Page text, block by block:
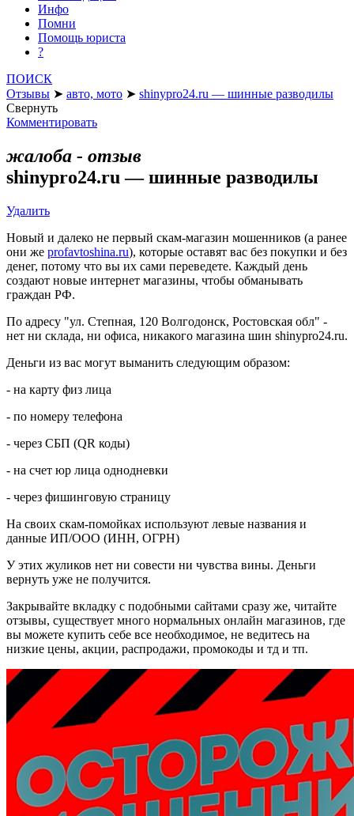
Инфо
Помни
Помощь юриста
?
ПОИСК
Отзывы ➤ авто, мото ➤ shinypro24.ru — шинные разводилы
Свернуть
Комментировать
жалоба - отзыв
shinypro24.ru — шинные разводилы
Удалить
Новый и далеко не первый скам-магазин мошенников (а ранее
они же profavtoshina.ru), которые оставят вас без покупки и без
денег, потому что вы их сами переведете. Каждый день
создают новые интернет магазины, чтобы обманывать
граждан РФ.
По адресу "ул. Степная, 120 Волгодонск, Ростовская обл" -
нет ни склада, ни офиса, никакого магазина шин shinypro24.ru.
Деньги из вас могут выманить следующим образом:
- на карту физ лица
- по номеру телефона
- через СБП (QR коды)
- на счет юр лица однодневки
- через фишинговую страницу
На своих скам-помойках используют левые названия и
данные ИП/ООО (ИНН, ОГРН)
У этих жуликов нет ни совести ни чувства вины. Деньги
вернуть уже не получится.
Закрывайте вкладку с подобными сайтами сразу же, читайте
отзывы, существует много нормальных онлайн магазинов, где
вы можете купить себе все необходимое, не ведитесь на
низкие цены, акции, распродажи, промокоды и тд и тп.